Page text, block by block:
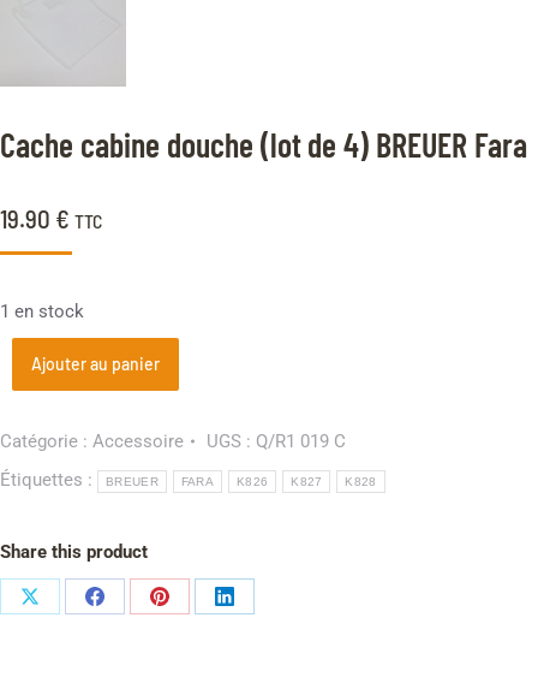
Cache cabine douche (lot de 4) BREUER Fara
19.90 € TTC
1 en stock
Ajouter au panier
Catégorie : Accessoire UGS : Q/R1 019 C
Étiquettes :
BREUER FARA K826 K827 K828
Share this product